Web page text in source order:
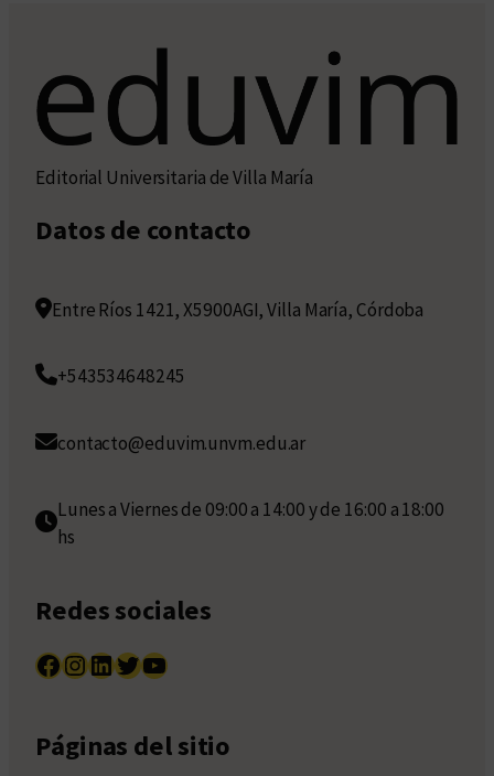
Editorial Universitaria de Villa María
Datos de contacto
Entre Ríos 1421, X5900AGI, Villa María, Córdoba
+543534648245
contacto@eduvim.unvm.edu.ar
Lunes a Viernes de 09:00 a 14:00 y de 16:00 a 18:00
hs
Redes sociales
Facebook InstagramLinkedIn Twitter YouTube
Páginas del sitio